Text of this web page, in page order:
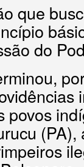
que
do
povos